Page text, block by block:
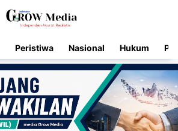
Peristiwa Nasional Hukum